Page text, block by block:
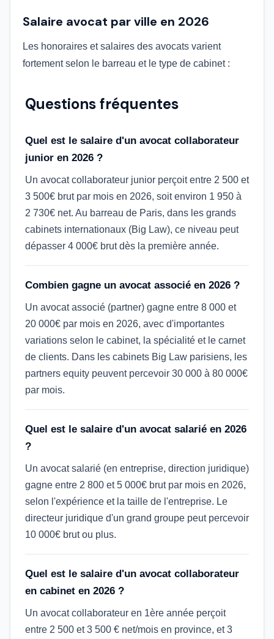
Salaire avocat par ville en 2026
Les honoraires et salaires des avocats varient
fortement selon le barreau et le type de cabinet :
Questions fréquentes
Quel est le salaire d'un avocat collaborateur
junior en 2026 ?
Un avocat collaborateur junior perçoit entre 2 500 et
3 500€ brut par mois en 2026, soit environ 1 950 à
2 730€ net. Au barreau de Paris, dans les grands
cabinets internationaux (Big Law), ce niveau peut
dépasser 4 000€ brut dès la première année.
Combien gagne un avocat associé en 2026 ?
Un avocat associé (partner) gagne entre 8 000 et
20 000€ par mois en 2026, avec d'importantes
variations selon le cabinet, la spécialité et le carnet
de clients. Dans les cabinets Big Law parisiens, les
partners equity peuvent percevoir 30 000 à 80 000€
par mois.
Quel est le salaire d'un avocat salarié en 2026
?
Un avocat salarié (en entreprise, direction juridique)
gagne entre 2 800 et 5 000€ brut par mois en 2026,
selon l'expérience et la taille de l'entreprise. Le
directeur juridique d'un grand groupe peut percevoir
10 000€ brut ou plus.
Quel est le salaire d'un avocat collaborateur
en cabinet en 2026 ?
Un avocat collaborateur en 1ère année perçoit
entre 2 500 et 3 500 € net/mois en province, et 3